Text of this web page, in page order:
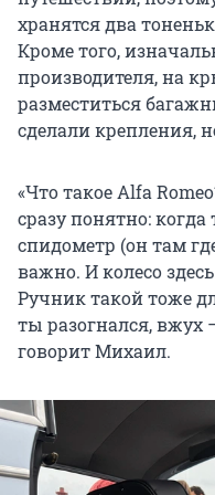
хранятся два
Кроме того,
производителя, на
разместиться
сделали крепления,
«Что такое Alfa
сразу понятно:
спидометр (он там
важно. И колесо
Ручник такой тоже
ты разогнался, вжух
говорит Михаил.